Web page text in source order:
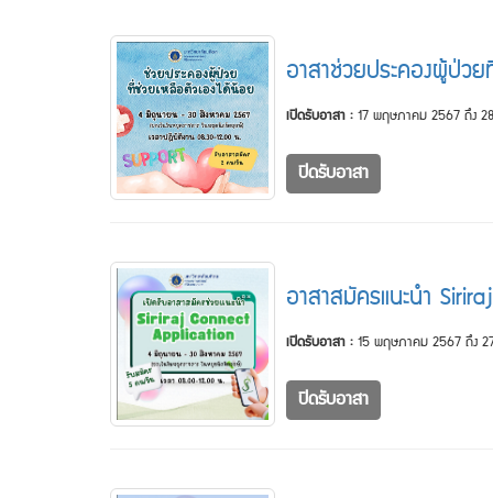
อาสาช่วยประคองผู้ป่ว
เปิดรับอาสา :17 พฤษภาคม 2567 ถึง
ปิดรับอาสา
อาสาสมัครแนะนำ
เปิดรับอาสา :15 พฤษภาคม 2567 ถึง
ปิดรับอาสา